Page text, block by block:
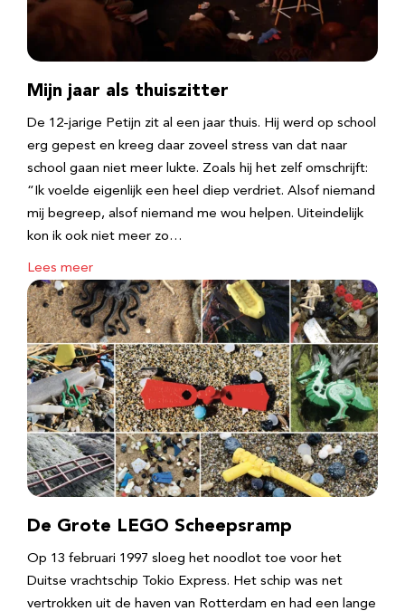
Mijn jaar als thuiszitter
De 12-jarige Petijn zit al een jaar thuis. Hij werd op school
erg gepest en kreeg daar zoveel stress van dat naar
school gaan niet meer lukte. Zoals hij het zelf omschrijft:
“Ik voelde eigenlijk een heel diep verdriet. Alsof niemand
mij begreep, alsof niemand me wou helpen. Uiteindelijk
kon ik ook niet meer zo…
Lees meer
De Grote LEGO Scheepsramp
Op 13 februari 1997 sloeg het noodlot toe voor het
Duitse vrachtschip Tokio Express. Het schip was net
vertrokken uit de haven van Rotterdam en had een lange